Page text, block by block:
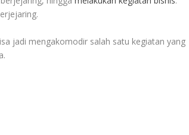
jadi mengakomodir salah satu kegiatan yang